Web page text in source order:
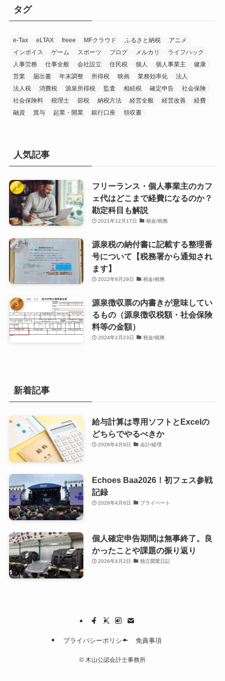
タグ
e-Tax eLTAX freee MFクラウド ふるさと納税
アニメ
インボイス
ゲーム スポーツ ブログ メルカリ
ライフハック
人事労務
仕事全般 会社設立 住民税 個人 個人事業主
健康
営業
届出書 年末調整 所得税 映画 業務効率化
法人
法人税
消費税 源泉所得税 監査 相続税 確定申告
社会保険
社会保険料
税理士 節税 納税方法 経営全般 経営改善
経費
融資
賞与 起業・開業 銀行口座 領収書
人気記事
フリーランス・個人事業主のカフ
ェ代はどこまで経費になるのか？
勘定科目も解説
2021年12月17日 税金/税務
源泉税の納付書に記載する整理番
号について【税務署から通知され
ます】
2022年8月29日 税金/税務
源泉徴収票の内書きが意味してい
るもの（源泉徴収税額・社会保険
料等の金額）
2024年2月23日 税金/税務
新着記事
給与計算は専用ソフトとExcelの
どちらでやるべきか
2026年4月9日 会計/経理
Echoes Baa2026！初フェス参戦
記録
2026年4月6日 プライベート
個人確定申告期間は無事終了。良
かったことや課題の振り返り
2026年4月2日 独立開業日記
プライバシーポリシー 免責事項
© 木山公認会計士事務所